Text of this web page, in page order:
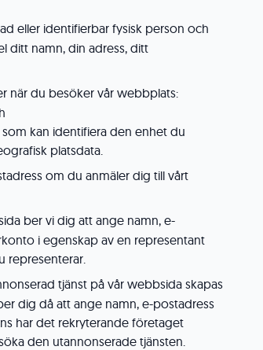
eller identifierbar fysisk person och
ditt namn, din adress, ditt
när du besöker vår webbplats:
som kan identifiera den enhet du
platsdata.
om du anmäler dig till vårt
ber vi dig att ange namn, e-
i egenskap av en representant
representerar.
tjänst på vår webbsida skapas
dig då att ange namn, e-postadress
har det rekryterande företaget
den utannonserade tjänsten.